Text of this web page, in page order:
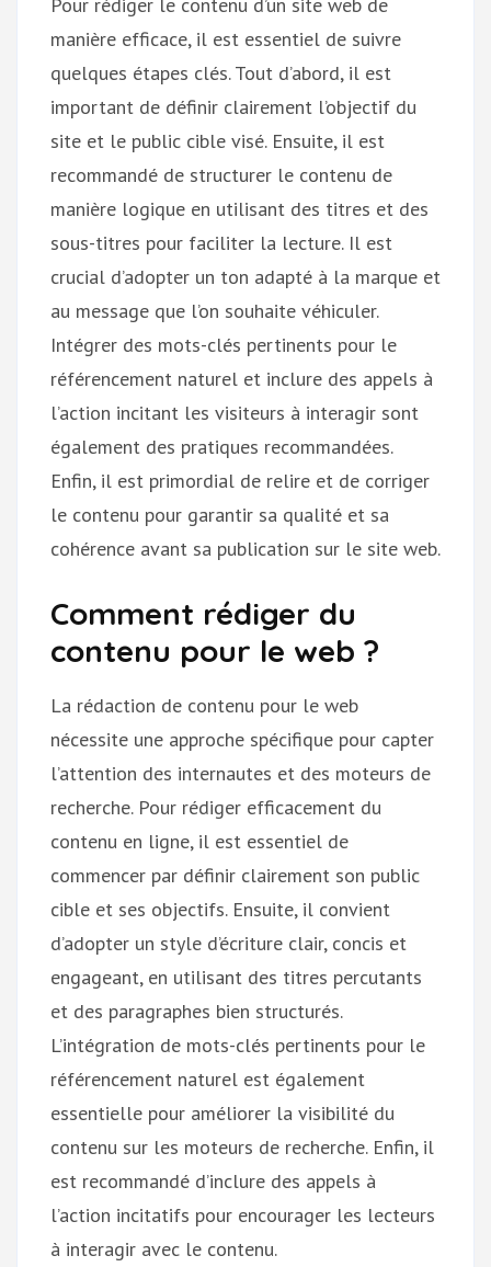
manière efficace, il est essentiel de suivre
quelques étapes clés. Tout d’abord, il est
important de définir clairement l’objectif du
site et le public cible visé. Ensuite, il est
recommandé de structurer le contenu de
manière logique en utilisant des titres et des
sous-titres pour faciliter la lecture. Il est
crucial d’adopter un ton adapté à la marque et
au message que l’on souhaite véhiculer.
Intégrer des mots-clés pertinents pour le
référencement naturel et inclure des appels à
l’action incitant les visiteurs à interagir sont
également des pratiques recommandées.
Enfin, il est primordial de relire et de corriger
le contenu pour garantir sa qualité et sa
cohérence avant sa publication sur le site web.
Comment rédiger du
contenu pour le web ?
La rédaction de contenu pour le web
nécessite une approche spécifique pour capter
l’attention des internautes et des moteurs de
recherche. Pour rédiger efficacement du
contenu en ligne, il est essentiel de
commencer par définir clairement son public
cible et ses objectifs. Ensuite, il convient
d’adopter un style d’écriture clair, concis et
engageant, en utilisant des titres percutants
et des paragraphes bien structurés.
L’intégration de mots-clés pertinents pour le
référencement naturel est également
essentielle pour améliorer la visibilité du
contenu sur les moteurs de recherche. Enfin, il
est recommandé d’inclure des appels à
l’action incitatifs pour encourager les lecteurs
à interagir avec le contenu.